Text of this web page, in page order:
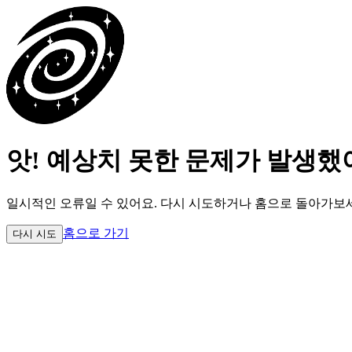
앗! 예상치 못한 문제가 발생했
일시적인 오류일 수 있어요. 다시 시도하거나 홈으로 돌아가보
다시 시도 홈으로 가기